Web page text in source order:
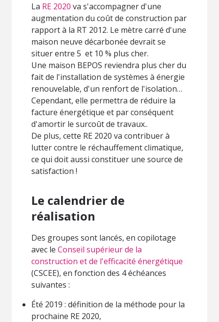
La RE 2020 va s'accompagner d'une
augmentation du coût de construction par
rapport à la RT 2012. Le mètre carré d'une
maison neuve décarbonée devrait se
situer entre 5 et 10 % plus cher.
Une maison BEPOS reviendra plus cher du
fait de l'installation de systèmes à énergie
renouvelable, d'un renfort de l'isolation…
Cependant, elle permettra de réduire la
facture énergétique et par conséquent
d'amortir le surcoût de travaux..
De plus, cette RE 2020 va contribuer à
lutter contre le réchauffement climatique,
ce qui doit aussi constituer une source de
satisfaction !
Le calendrier de
réalisation
Des groupes sont lancés, en copilotage
avec le Conseil supérieur de la
construction et de l'efficacité énergétique
(CSCEE), en fonction des 4 échéances
suivantes :
Été 2019 : définition de la méthode pour la
prochaine RE 2020,